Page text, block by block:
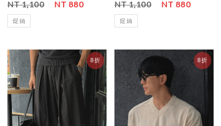
NT 1,100 NT 880
促銷
NT 1,100 NT 880
促銷
8折 8折